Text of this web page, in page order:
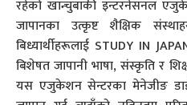
रहेको खान्चुबाकी इन्टरनेसनल
जापानका उत्कृष्ट शैक्षिक
बिध्यार्थीहरूलाई STUDY IN
बिशेषत जापानी भाषा, संस्कृति र
यस एजुकेशन सेन्टरका मेनेजीङ